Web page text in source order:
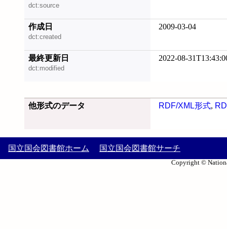
dct:source
作成日
dct:created
2009-03-04
最終更新日
dct:modified
2022-08-
他形式のデータ RDF/XML形式,
国立国会図書館ホーム 国立国会図書館サーチ
Copyright ©